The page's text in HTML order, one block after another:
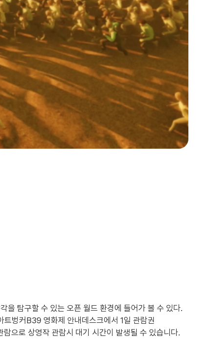
을 탐구할 수 있는 오픈 월드 환경에 들어가 볼 수 있다.
벙커B39 영화제 안내데스크에서 1일 관람권
으로 상영작 관람시 대기 시간이 발생될 수 있습니다.